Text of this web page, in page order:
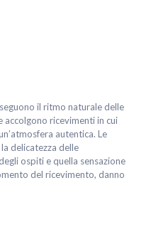
il ritmo naturale delle
accolgono ricevimenti in cui
autentica. Le
delicatezza delle
ospiti e quella sensazione
del ricevimento, danno